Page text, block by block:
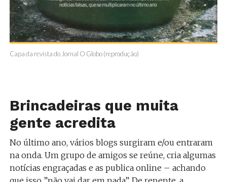
Capa da revista do Jornal O Globo (reprodução)
Brincadeiras que muita
gente acredita
No último ano, vários blogs surgiram e/ou entraram
na onda. Um grupo de amigos se reúne, cria algumas
notícias engraçadas e as publica online – achando